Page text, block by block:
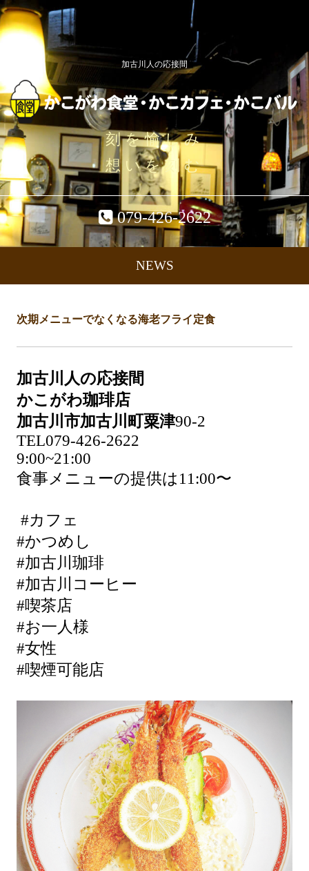
加古川人の応接間
刻を愉しみ
想いを刻む
079-426-2622
NEWS
次期メニューでなくなる海老フライ定食
加古川人の応接間
かこがわ珈琲店
加古川市加古川町粟津90-2
TEL079-426-2622
9:00~21:00
食事メニューの提供は11:00〜
#カフェ
#かつめし
#加古川珈琲
#加古川コーヒー
#喫茶店
#お一人様
#女性
#喫煙可能店